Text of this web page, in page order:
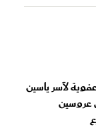
لآسر ياسين
عروسين